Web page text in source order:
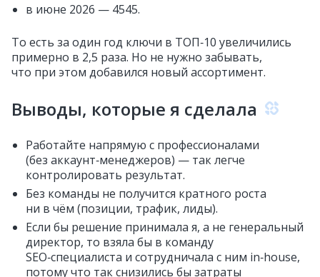
в июне 2026 — 4545.
То есть за один год ключи в ТОП‑10 увеличились
примерно в 2,5 раза. Но не нужно забывать,
что при этом добавился новый ассортимент.
Выводы, которые я сделала
Работайте напрямую с профессионалами
(без аккаунт‑менеджеров) — так легче
контролировать результат.
Без команды не получится кратного роста
ни в чём (позиции, трафик, лиды).
Если бы решение принимала я, а не генеральный
директор, то взяла бы в команду
SEO‑специалиста и сотрудничала с ним in‑house,
потому что так снизились бы затраты